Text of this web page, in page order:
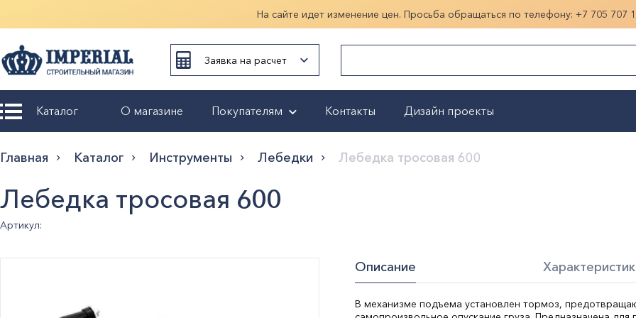
На сайте идет изменение цен. Просьба обращаться по телефону: +7 705 707
Заявка на расчет
Показать больше
Каталог О магазине Покупателям
Возврат и
обмен
Гарантия
Контакты Дизайн проекты
Главная Каталог Инструменты Лебедки Лебедка тросовая 600
Лебедка тросовая 600
Артикул:
Описание
В механизме подъема установлен тормоз,